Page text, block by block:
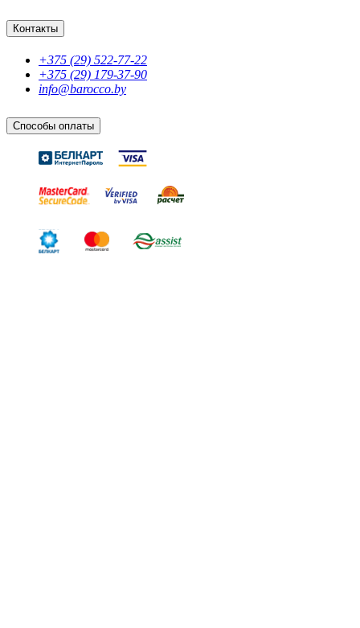
Контакты
+375 (29) 522-77-22
+375 (29) 179-37-90
info@barocco.by
Способы оплаты